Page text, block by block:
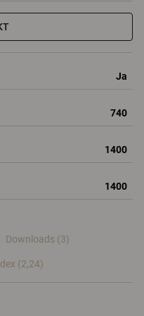
Ja
740
1400
1400
Downloads (3)
(2,24)